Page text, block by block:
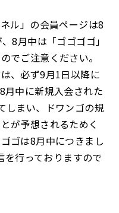
ル」の会員ページは8
8月中は「ゴゴゴゴ」
でご注意ください。
、必ず9月1日以降に
月中に新規入会された
しまい、ドワンゴの規
が予想されるためく
ゴは8月中につきまし
行っておりますので